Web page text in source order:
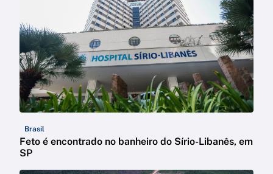
Brasil
Feto é encontrado no banheiro do Sírio-Libanês, em
SP